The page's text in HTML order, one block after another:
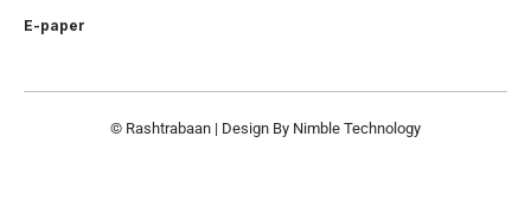
E-paper
© Rashtrabaan | Design By Nimble Technology